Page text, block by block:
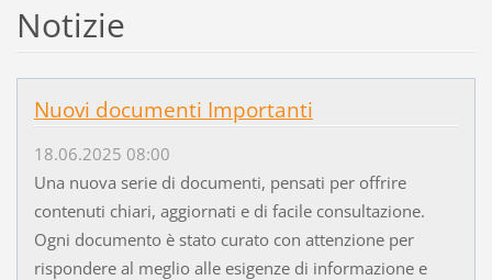
Notizie
Nuovi documenti Importanti
18.06.2025 08:00
Una nuova serie di documenti, pensati per offrire
contenuti chiari, aggiornati e di facile consultazione.
Ogni documento è stato curato con attenzione per
rispondere al meglio alle esigenze di informazione e